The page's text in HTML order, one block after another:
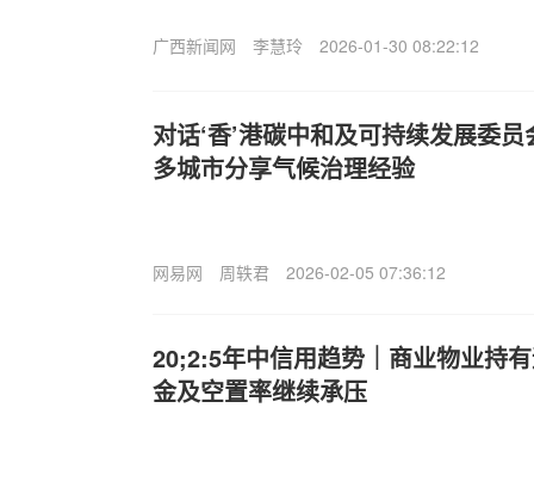
广西新闻网 李慧玲 2026-01-30 08:22:12
对话‘香’港碳中和及可持续发展委
多城市分享气候治理经验
网易网 周轶君 2026-02-05 07:36:12
20;2:5年中信用趋势｜商业物业持
金及空置率继续承压